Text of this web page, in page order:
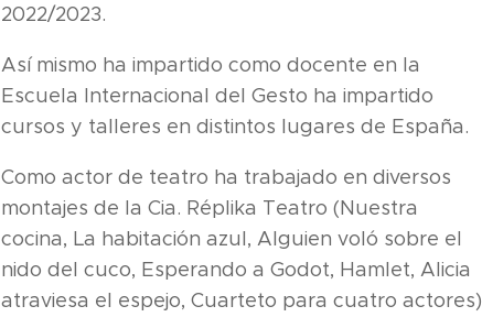
2022/2023.
Así mismo ha impartido como docente en la
Escuela Internacional del Gesto ha impartido
cursos y talleres en distintos lugares de España.
Como actor de teatro ha trabajado en diversos
montajes de la Cia. Réplika Teatro (Nuestra
cocina, La habitación azul, Alguien voló sobre el
nido del cuco, Esperando a Godot, Hamlet, Alicia
atraviesa el espejo, Cuarteto para cuatro actores)